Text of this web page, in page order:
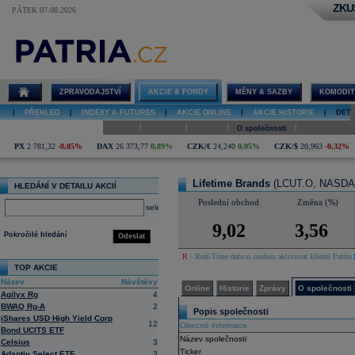
PÁTEK 07.08.2026
Lifetime
Brands online
ZPRAVODAJSTVÍ AKCIE & FONDY MĚNY & SAZBY
PŘEHLED INDEXY A FUTURES AKCIE ONLINE AKCIE HISTORIE
O společnosti
PX 2 781,32 -0,85% DAX 26 373,77 0,89% CZK/€ 24,240 0,05% CZK/$ 20,963 -0,32%
HLEDÁNÍ V DETAILU AKCIÍ
select
Odeslat
Pokročilé hledání
TOP AKCIE
Název
Návštěvy
Agilyx Rg
4
BWAQ Rg-A
2
iShares USD High Yield Corp
Bond UCITS ETF
12
Celsius
3
Lifetime Brands (LCUT.O,
Poslední obchod Změna (%)
9,02 3,56
R - Real-Time data si mohou aktivovat klienti
Online Historie Zprávy O společnosti
Popis společnosti
Obecné informace
Název společnosti
Ticker